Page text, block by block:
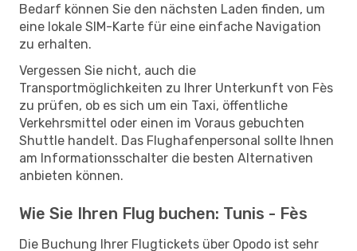
Bedarf können Sie den nächsten Laden finden, um
eine lokale SIM-Karte für eine einfache Navigation
zu erhalten.
Vergessen Sie nicht, auch die
Transportmöglichkeiten zu Ihrer Unterkunft von Fès
zu prüfen, ob es sich um ein Taxi, öffentliche
Verkehrsmittel oder einen im Voraus gebuchten
Shuttle handelt. Das Flughafenpersonal sollte Ihnen
am Informationsschalter die besten Alternativen
anbieten können.
Wie Sie Ihren Flug buchen: Tunis - Fès
Die Buchung Ihrer Flugtickets über Opodo ist sehr